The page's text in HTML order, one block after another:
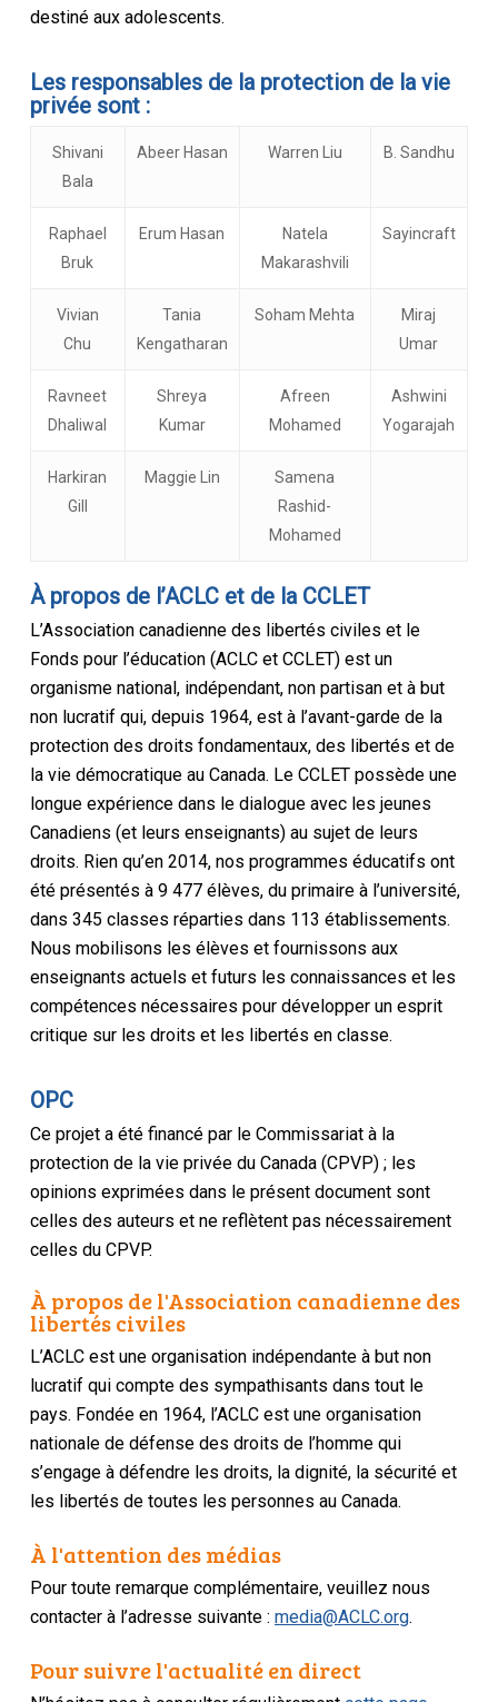
destiné aux adolescents.
Les responsables de la protection de la vie
privée sont :
Shivani
Bala
Abeer Hasan Warren Liu B. Sandhu
Raphael
Bruk
Erum Hasan
Natela
Makarashvili
Sayincraft
Vivian
Chu
Tania
Kengatharan
Soham Mehta
Miraj
Umar
Ravneet
Dhaliwal
Shreya
Kumar
Afreen
Mohamed
Ashwini
Yogarajah
Harkiran
Gill
Maggie Lin
Samena
Rashid-
Mohamed
À propos de l’ACLC et de la CCLET
L’Association canadienne des libertés civiles et le
Fonds pour l’éducation (ACLC et CCLET) est un
organisme national, indépendant, non partisan et à but
non lucratif qui, depuis 1964, est à l’avant-garde de la
protection des droits fondamentaux, des libertés et de
la vie démocratique au Canada. Le CCLET possède une
longue expérience dans le dialogue avec les jeunes
Canadiens (et leurs enseignants) au sujet de leurs
droits. Rien qu’en 2014, nos programmes éducatifs ont
été présentés à 9 477 élèves, du primaire à l’université,
dans 345 classes réparties dans 113 établissements.
Nous mobilisons les élèves et fournissons aux
enseignants actuels et futurs les connaissances et les
compétences nécessaires pour développer un esprit
critique sur les droits et les libertés en classe.
OPC
Ce projet a été financé par le Commissariat à la
protection de la vie privée du Canada (CPVP) ; les
opinions exprimées dans le présent document sont
celles des auteurs et ne reflètent pas nécessairement
celles du CPVP.
À propos de l'Association canadienne des
libertés civiles
L’ACLC est une organisation indépendante à but non
lucratif qui compte des sympathisants dans tout le
pays. Fondée en 1964, l’ACLC est une organisation
nationale de défense des droits de l’homme qui
s’engage à défendre les droits, la dignité, la sécurité et
les libertés de toutes les personnes au Canada.
À l'attention des médias
Pour toute remarque complémentaire, veuillez nous
contacter à l’adresse suivante :media@ACLC.org.
Pour suivre l'actualité en direct